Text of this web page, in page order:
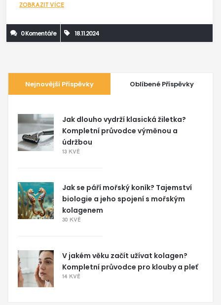
aby se problém neprohluboval, a jak důležitá je výživa pro
zdravou pokožku.
ZOBRAZIT VÍCE
0 Komentáře 18.11.2024
Nejnovější Příspěvky Oblíbené Příspěvky
Jak dlouho vydrží klasická žiletka?
Kompletní průvodce výměnou a
údržbou
13 KVĚ
Jak se páří mořský koník? Tajemství
biologie a jeho spojení s mořským
kolagenem
30 KVĚ
V jakém věku začít užívat kolagen?
Kompletní průvodce pro klouby a pleť
14 KVĚ